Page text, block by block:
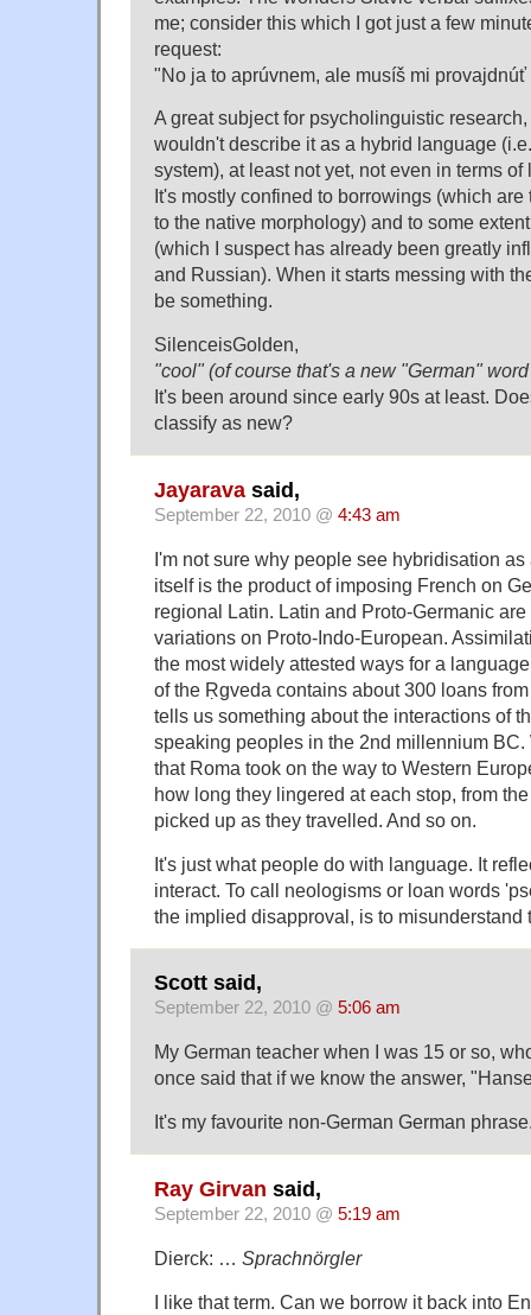
me; consider this which I got just a few
request:
"No ja to aprúvnem, ale musíš mi
A great subject for psycholinguistic
wouldn't describe it as a hybrid language
system), at least not yet, not even in terms
It's mostly confined to borrowings (which
to the native morphology) and to some
(which I suspect has already been greatly
and Russian). When it starts messing with
be something.
SilenceisGolden,
"cool" (of course that's a new "German"
It's been around since early 90s at least.
classify as new?
Jayarava said,
September 22, 2010 @ 4:43 am
I'm not sure why people see hybridisation
itself is the product of imposing French on
regional Latin. Latin and Proto-Germanic
variations on Proto-Indo-European.
the most widely attested ways for a
of the Ṛgveda contains about 300 loans
tells us something about the interactions of
speaking peoples in the 2nd millennium BC.
that Roma took on the way to Western
how long they lingered at each stop, from
picked up as they travelled. And so on.
It's just what people do with language. It
interact. To call neologisms or loan words
the implied disapproval, is to misunderstand
Scott said,
September 22, 2010 @ 5:06 am
My German teacher when I was 15 or so,
once said that if we know the answer,
It's my favourite non-German German
Ray Girvan said,
September 22, 2010 @ 5:19 am
Dierck: … Sprachnörgler
I like that term. Can we borrow it back into